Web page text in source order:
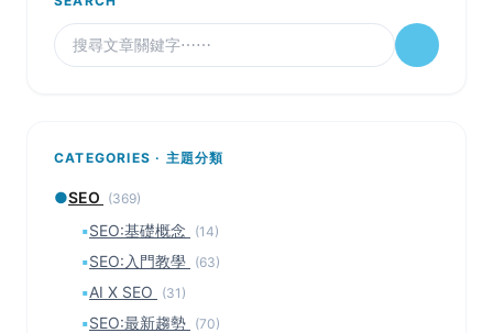
CATEGORIES · 主題分類
●SEO (369)
▪SEO:基礎概念 (14)
▪SEO:入門教學 (63)
▪AI X SEO (31)
▪SEO:最新趨勢 (70)